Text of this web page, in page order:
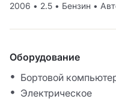
2006 • 2.5 • Бензин •
Оборудование
Бортовой
Электрическое